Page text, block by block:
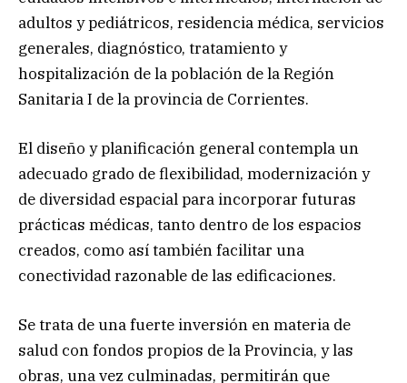
adultos y pediátricos, residencia médica, servicios
generales, diagnóstico, tratamiento y
hospitalización de la población de la Región
Sanitaria I de la provincia de Corrientes.
El diseño y planificación general contempla un
adecuado grado de flexibilidad, modernización y
de diversidad espacial para incorporar futuras
prácticas médicas, tanto dentro de los espacios
creados, como así también facilitar una
conectividad razonable de las edificaciones.
Se trata de una fuerte inversión en materia de
salud con fondos propios de la Provincia, y las
obras, una vez culminadas, permitirán que